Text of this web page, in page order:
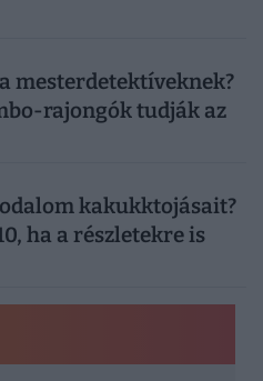
mesterdetektíveknek?
rajongók tudják az
kakukktojásait?
ha a részletekre is